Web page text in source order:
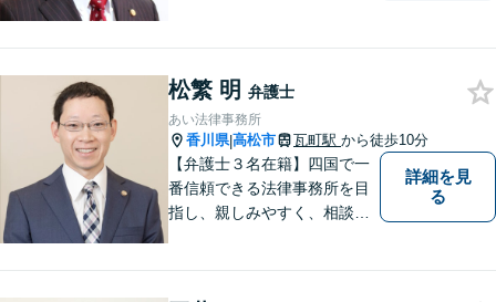
松繁 明 弁護士
あい法律事務所
香川県|高松市 瓦町駅 から徒歩10分
【弁護士３名在籍】四国で一
番信頼できる法律事務所を目
指し、親しみやすく、相談し
詳細を見
る